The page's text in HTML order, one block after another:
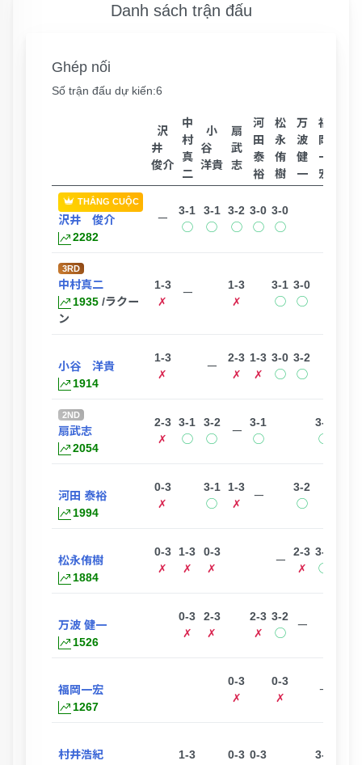
Danh sách trận đấu
Ghép nối
Số trận đấu dự kiến:6
沢
井
俊介
中
村
真
二
小
谷
洋貴
扇
武
志
河
田
泰
裕
松
永
侑
樹
万
波
健
一
福
岡
一
宏
THẮNG CUỘC
沢井 俊介
2282
ー
3-1
◯
3-1
◯
3-2
◯
3-0
◯
3-0
◯
3RD
中村真二
1935 /ラクー
ン
1-3
✗
ー
1-3
✗
3-1
◯
3-0
◯
小谷 洋貴
1914
1-3
✗
ー
2-3
✗
1-3
✗
3-0
◯
3-2
◯
2ND
扇武志
2054
2-3
✗
3-1
◯
3-2
◯
ー
3-1
◯
3-0
◯
河田 泰裕
1994
0-3
✗
3-1
◯
1-3
✗
ー
3-2
◯
松永侑樹
1884
0-3
✗
1-3
✗
0-3
✗
ー
2-3
✗
3-0
◯
万波 健一
1526
0-3
✗
2-3
✗
2-3
✗
3-2
◯
ー
福岡一宏
1267
0-3
✗
0-3
✗
ー
村井浩紀
1-3
0-3 0-3
3-2